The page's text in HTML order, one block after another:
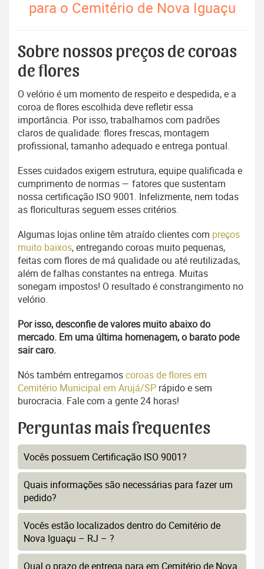
para o Cemitério de Nova Iguaçu
Sobre nossos preços de coroas
de flores
O velório é um momento de respeito e despedida, e a
coroa de flores escolhida deve refletir essa
importância. Por isso, trabalhamos com padrões
claros de qualidade: flores frescas, montagem
profissional, tamanho adequado e entrega pontual.
Esses cuidados exigem estrutura, equipe qualificada e
cumprimento de normas — fatores que sustentam
nossa certificação ISO 9001. Infelizmente, nem todas
as floriculturas seguem esses critérios.
Algumas lojas online têm atraído clientes com preços
muito baixos, entregando coroas muito pequenas,
feitas com flores de má qualidade ou até reutilizadas,
além de falhas constantes na entrega. Muitas
sonegam impostos! O resultado é constrangimento no
velório.
Por isso, desconfie de valores muito abaixo do
mercado. Em uma última homenagem, o barato pode
sair caro.
Nós também entregamoscoroas de flores em
Cemitério Municipal em Arujá/SP rápido e sem
burocracia. Fale com a gente 24 horas!
Perguntas mais frequentes
Vocês possuem Certificação ISO 9001?
Quais informações são necessárias para fazer um
pedido?
Vocês estão localizados dentro do Cemitério de
Nova Iguaçu – RJ – ?
Qual o prazo de entrega para em Cemitério de Nova